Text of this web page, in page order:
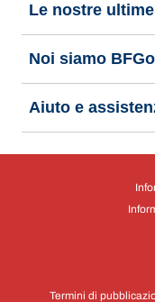
Le nostre
Noi siamo
Aiuto e
Termini di